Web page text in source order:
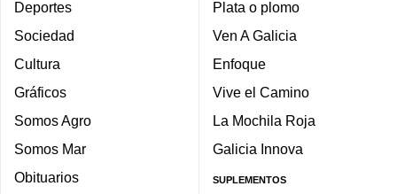
Deportes
Sociedad
Cultura
Gráficos
Somos Agro
Somos Mar
Obituarios
Plata o plomo
Ven A Galicia
Enfoque
Vive el Camino
La Mochila Roja
Galicia Innova
SUPLEMENTOS